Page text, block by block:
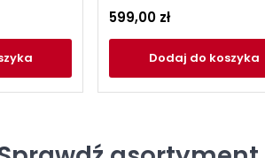
599,00 zł
Dodaj do koszyka